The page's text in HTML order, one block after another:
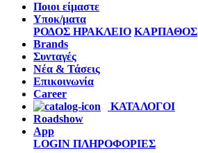
Ποιοι είμαστε
Υποκ/ματα
ΡΟΔΟΣ ΗΡΑΚΛΕΙΟ ΚΑΡΠΑΘΟΣ
Brands
Συνταγές
Νέα & Τάσεις
Επικοινωνία
Career
ΚΑΤΑΛΟΓΟΙ
Roadshow
App
LOGIN ΠΛΗΡΟΦΟΡΙΕΣ